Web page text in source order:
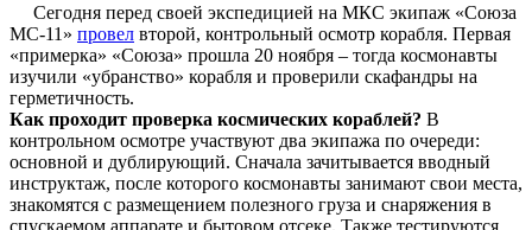
Сегодня перед своей экспедицией на МКС экипаж «Союза
МС-11» провел второй, контрольный осмотр корабля. Первая
«примерка» «Союза» прошла 20 ноября – тогда космонавты
изучили «убранство» корабля и проверили скафандры на
герметичность.
Как проходит проверка космических кораблей? В
контрольном осмотре участвуют два экипажа по очереди:
основной и дублирующий. Сначала зачитывается вводный
инструктаж, после которого космонавты занимают свои места,
знакомятся с размещением полезного груза и снаряжения в
спускаемом аппарате и бытовом отсеке. Также тестируются